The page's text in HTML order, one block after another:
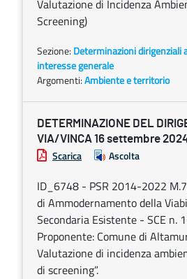
Valutazione di Incidenza
Screening)
Sezione: Determinazioni dirigenziali
interesse generale
Argomenti:Ambiente e territorio
DETERMINAZIONE DEL
VIA/VINCA 16 settembre
Scarica Ascolta
ID_6748 - PSR 2014-2022
di Ammodernamento della
Secondaria Esistente - SCE n.
Proponente: Comune di
Valutazione di incidenza
di screening”.